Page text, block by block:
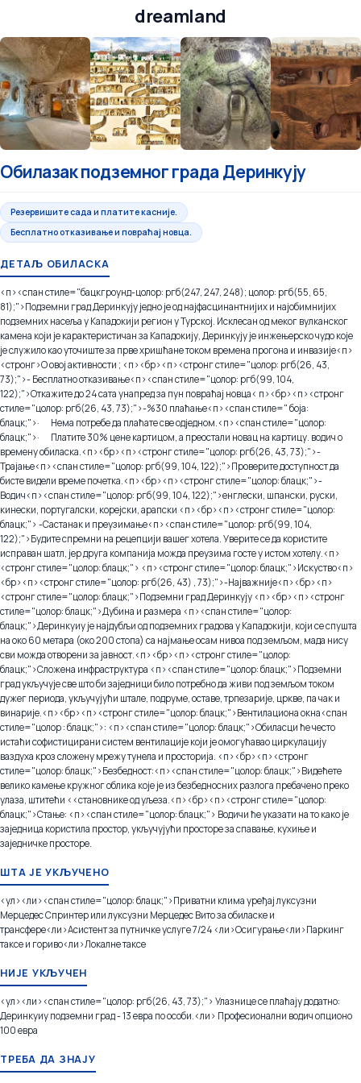
dreamland
Обилазак подземног града Деринкују
Резервишите сада и платите касније.
Бесплатно отказивање и повраћај новца.
ДЕТАЉ ОБИЛАСКА
<п><спан стиле="бацкгроунд-цолор: ргб(247, 247, 248); цолор: ргб(55, 65,
81);">Подземни град Деринкују једно је од најфасцинантнијих и најобимнијих
подземних насеља у Кападокији регион у Турској. Исклесан од меког вулканског
камена који је карактеристичан за Кападокију, Деринкују је инжењерско чудо које
је служило као уточиште за прве хришћане током времена прогона и инвазије<п>
<стронг>О овој активности ; <п><бр> <п><стронг стиле="цолор: ргб(26, 43,
73);">- Бесплатно отказивање<п><спан стиле="цолор: ргб(99, 104,
122);">Откажите до 24 сата унапред за пун повраћај новца < п><бр> <п><стронг
стиле="цолор: ргб(26, 43, 73);">-%30 плаћање<п><спан стиле=" боја:
блацк;">· Нема потребе да плаћате све одједном. <п><спан стиле="цолор:
блацк;">· Платите 30% цене картицом, а преостали новац на картицу. водич о
времену обиласка. <п><бр> <п><стронг стиле="цолор: ргб(26, 43, 73);">-
Трајање<п><спан стиле="цолор: ргб(99, 104, 122);">Проверите доступност да
бисте видели време почетка. <п><бр> <п><стронг стиле="цолор: блацк;">-
Водич <п><спан стиле="цолор: ргб(99, 104, 122);">енглески, шпански, руски,
кинески, португалски, корејски, арапски <п><бр> <п><стронг стиле="цолор:
блацк;"> -Састанак и преузимање<п><спан стиле="цолор: ргб(99, 104,
122);">Будите спремни на рецепцији вашег хотела. Уверите се да користите
исправан шатл, јер друга компанија можда преузима госте у истом хотелу. <п>
<стронг стиле="цолор: блацк;"> <п><стронг стиле="цолор: блацк;">Искуство<п>
<бр> <п><стронг стиле="цолор: ргб(26, 43) , 73);">-Најважније<п><бр> <п>
<стронг стиле="цолор: блацк;">Подземни град Деринкују <п><бр> <п><стронг
стиле="цолор: блацк;">Дубина и размера <п><спан стиле="цолор:
блацк;">Деринкуиу је најдубљи од подземних градова у Кападокији, који се спушта
на око 60 метара (око 200 стопа) са најмање осам нивоа под земљом, мада нису
сви можда отворени за јавност. <п><бр> <п><стронг стиле="цолор:
блацк;">Сложена инфраструктура <п><спан стиле="цолор: блацк;">Подземни
град укључује све што би заједници било потребно да живи под земљом током
дужег периода, укључујући штале, подруме, оставе, трпезарије, цркве, па чак и
винарије. <п><бр> <п><стронг стиле="цолор: блацк;">Вентилациона окна <спан
стиле="цолор : блацк;">: <п><спан стиле="цолор: блацк;">Обиласци ће често
истаћи софистицирани систем вентилације који је омогућавао циркулацију
ваздуха кроз сложену мрежу тунела и просторија. <п><бр> <п><стронг
стиле="цолор: блацк;">Безбедност: <п><спан стиле="цолор: блацк;">Видећете
велико камење кружног облика које је из безбедносних разлога пребачено преко
улаза, штитећи <<становнике од уљеза. <п><бр> <п><стронг стиле="цолор:
блацк;">Стање: <п><спан стиле="цолор: блацк;"> Водичи ће указати на то како је
заједница користила простор, укључујући просторе за спавање, кухиње и
заједничке просторе.
ШТА ЈЕ УКЉУЧЕНО
<ул><ли><спан стиле="цолор: блацк;">Приватни клима уређај луксузни
Мерцедес Спринтер или луксузни Мерцедес Вито за обиласке и
трансфере<ли>Асистент за путничке услуге 7/24 <ли>Осигурање<ли>Паркинг
таксе и гориво<ли>Локалне таксе
НИЈЕ УКЉУЧЕН
<ул><ли><спан стиле="цолор: ргб(26, 43, 73);"> Улазнице се плаћају додатно:
Деринкуиу подземни град - 13 евра по особи. <ли> Професионални водич опционо
100 евра
ТРЕБА ДА ЗНАЈУ